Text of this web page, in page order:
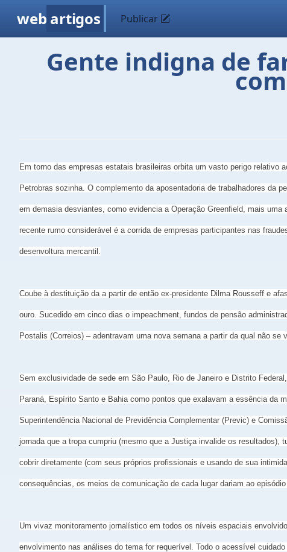
web artigos Publicar
Gente indigna de
Em torno das empresas estatais brasileiras orbita um vasto perigo relativo
Petrobras sozinha. O complemento da aposentadoria de trabalhadores da
em demasia desviantes, como evidencia a Operação Greenfield, mais
recente rumo considerável é a corrida de empresas participantes nas
desenvoltura mercantil.
Coube à destituição da a partir de então ex-presidente Dilma Rousseff e
ouro. Sucedido em cinco dias o impeachment, fundos de pensão
Postalis (Correios) – adentravam uma nova semana a partir da qual não
Sem exclusividade de sede em São Paulo, Rio de Janeiro e Distrito
Paraná, Espírito Santo e Bahia como pontos que exalavam a essência da
Superintendência Nacional de Previdência Complementar (Previc) e
jornada que a tropa cumpriu (mesmo que a Justiça invalide os
cobrir diretamente (com seus próprios profissionais e usando de sua
consequências, os meios de comunicação de cada lugar dariam ao
Um vivaz monitoramento jornalístico em todos os níveis espaciais
envolvimento nas análises do tema for requerível. Todo o acessível